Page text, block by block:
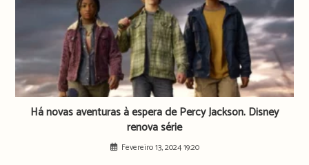
Há novas aventuras à espera de Percy Jackson. Disney
renova série
Fevereiro 13, 2024 19:20